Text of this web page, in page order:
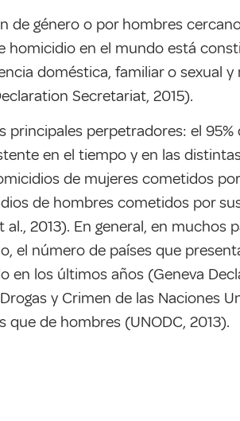
de género o por hombres
homicidio en el mundo está
doméstica, familiar o sexual
Secretariat, 2015).
perpetradores: el
en el tiempo y en las
de mujeres cometidos
de hombres cometidos por
2013). En general, en muchos
el número de países que
los últimos años (Geneva
y Crimen de las Naciones
de hombres (UNODC, 2013).